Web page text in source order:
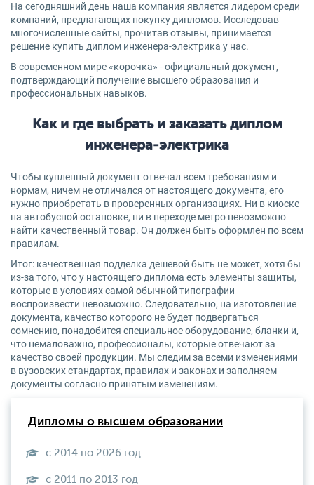
На сегодняшний день наша компания является лидером среди
компаний, предлагающих покупку дипломов. Исследовав
многочисленные сайты, прочитав отзывы, принимается
решение купить диплом инженера-электрика у нас.
В современном мире «корочка» - официальный документ,
подтверждающий получение высшего образования и
профессиональных навыков.
Как и где выбрать и заказать диплом
инженера-электрика
Чтобы купленный документ отвечал всем требованиям и
нормам, ничем не отличался от настоящего документа, его
нужно приобретать в проверенных организациях. Ни в киоске
на автобусной остановке, ни в переходе метро невозможно
найти качественный товар. Он должен быть оформлен по всем
правилам.
Итог: качественная подделка дешевой быть не может, хотя бы
из-за того, что у настоящего диплома есть элементы защиты,
которые в условиях самой обычной типографии
воспроизвести невозможно. Следовательно, на изготовление
документа, качество которого не будет подвергаться
сомнению, понадобится специальное оборудование, бланки и,
что немаловажно, профессионалы, которые отвечают за
качество своей продукции. Мы следим за всеми изменениями
в вузовских стандартах, правилах и законах и заполняем
документы согласно принятым изменениям.
Дипломы о высшем образовании
с 2014 по 2026 год
с 2011 по 2013 год